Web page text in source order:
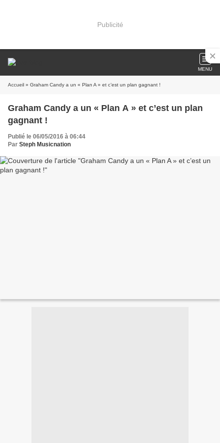
Publicité
MENU
Accueil » Graham Candy a un « Plan A » et c’est un plan gagnant !
Graham Candy a un « Plan A » et c’est un plan
gagnant !
Publié le 06/05/2016 à 06:44
Par Steph Musicnation